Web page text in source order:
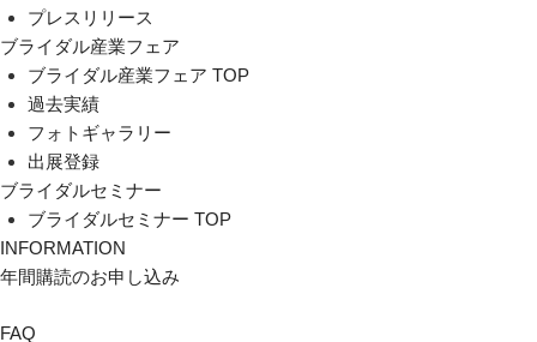
プレスリリース
ブライダル産業フェア
ブライダル産業フェア TOP
過去実績
フォトギャラリー
出展登録
ブライダルセミナー
ブライダルセミナー TOP
INFORMATION
年間購読のお申し込み
FAQ